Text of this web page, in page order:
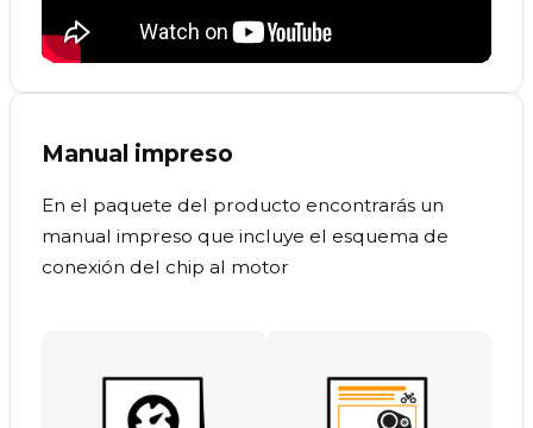
Manual impreso
En el paquete del producto encontrarás un
manual impreso que incluye el esquema de
conexión del chip al motor